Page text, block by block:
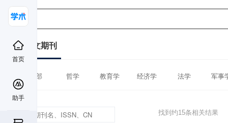
首页
助手
中文期刊
全部 哲学 教育学 经济学 法学 军事
找到约15条相关结果